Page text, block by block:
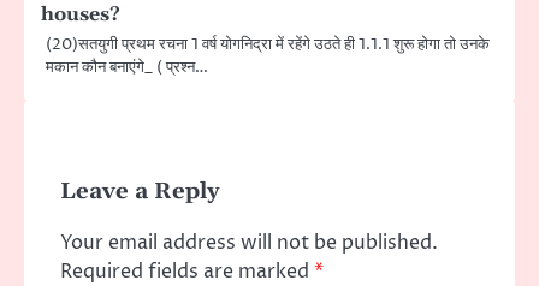
houses?
(20)सतयुगी प्रथम रचना 1 वर्ष योगनिद्रा में रहेंगे उठते ही 1.1.1 शुरू होगा तो उनके
मकान कौन बनाएंगे_ ( प्रश्न…
Leave a Reply
Your email address will not be published.
Required fields are marked *